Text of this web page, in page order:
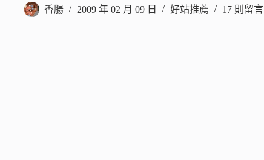
香腸 2009 年 02 月 09 日 好站推薦 17 則留言